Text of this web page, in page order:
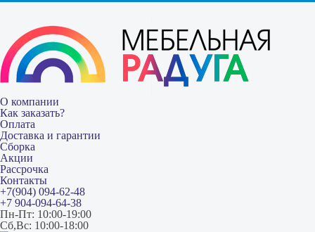
О компании
Как заказать?
Оплата
Доставка и гарантии
Сборка
Акции
Рассрочка
Контакты
+7(904) 094-62-48
+7 904-094-64-38
Пн-Пт: 10:00-19:00
Сб,Вс: 10:00-18:00